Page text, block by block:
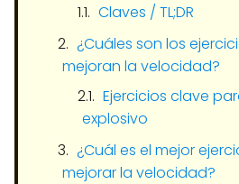
Claves / TL;DR
¿Cuáles son los
mejoran la velocidad?
Ejercicios clave
explosivo
¿Cuál es el mejor
mejorar la velocidad?